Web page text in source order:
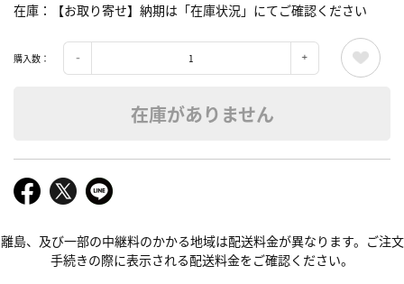
在庫 【お取り寄せ】納期は「在庫状況」にてご確認ください
購入数：
在庫がありません
離島、及び一部の中継料のかかる地域は配送料金が異なります。ご注文
手続きの際に表示される配送料金をご確認ください。